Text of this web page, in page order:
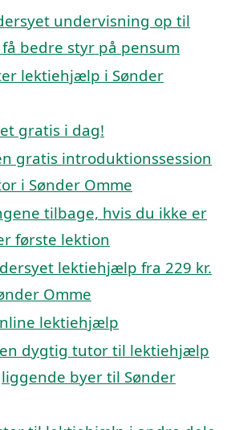
undervisning op til
bedre styr på pensum
lektiehjælp i Sønder
gratis i dag!
gratis introduktionssession
i Sønder Omme
tilbage, hvis du ikke er
første lektion
lektiehjælp fra 229 kr.
Omme
lektiehjælp
dygtig tutor til lektiehjælp
byer til Sønder